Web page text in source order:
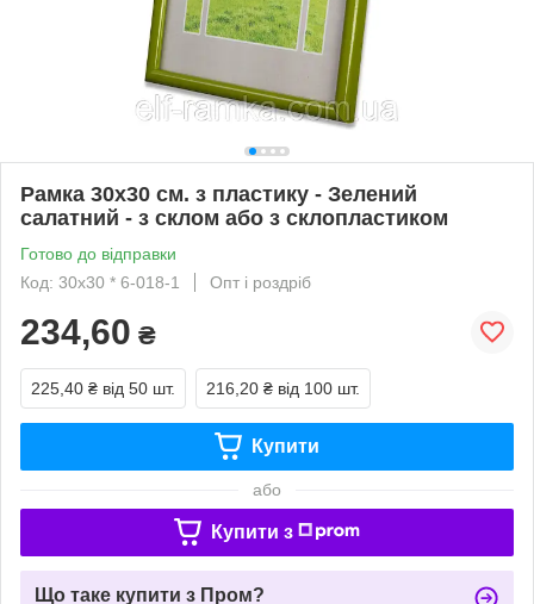
Рамка 30х30 см. з пластику - Зелений
салатний - з склом або з склопластиком
Готово до відправки
Код: 30х30 * 6-018-1
Опт і роздріб
234,60 ₴
225,40 ₴ від 50 шт. 216,20 ₴ від 100 шт.
Купити
або
Купити з
Що таке купити з Пром?